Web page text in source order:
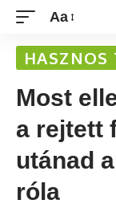
Aa
HASZNOS
Most
a rejtett
utánad
róla